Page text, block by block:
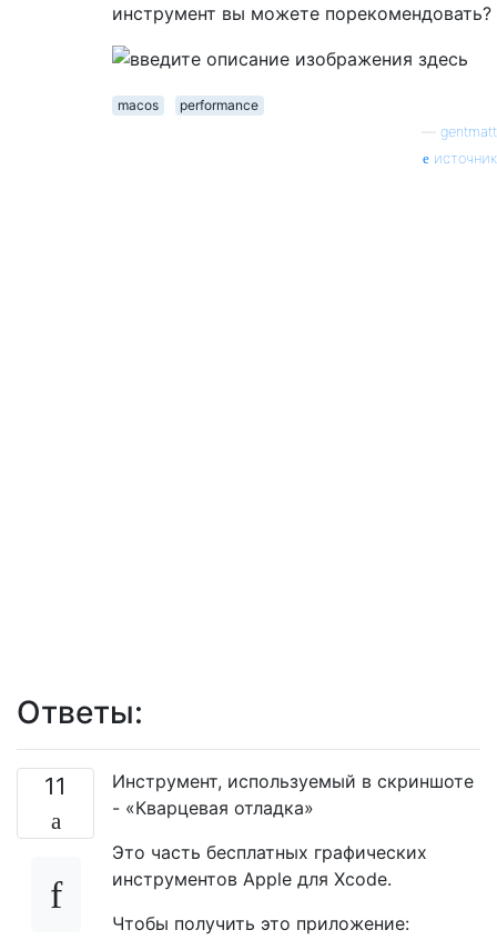
инструмент вы можете порекомендовать?
macos
performance
gentmatt
источник
Ответы:
11
Инструмент, используемый в скриншоте
- «Кварцевая отладка»
Это часть бесплатных графических
инструментов Apple для Xcode.
Чтобы получить это приложение: